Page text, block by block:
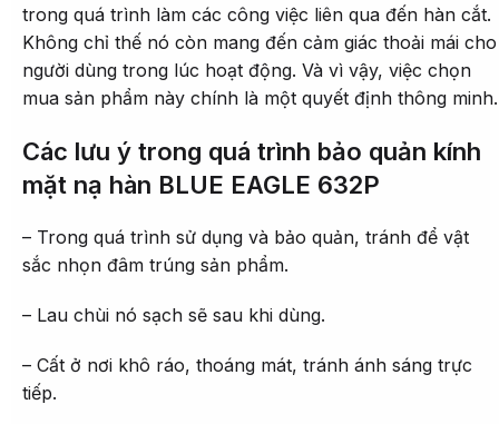
trong quá trình làm các công việc liên qua đến hàn cắt.
Không chỉ thế nó còn mang đến cảm giác thoải mái cho
người dùng trong lúc hoạt động. Và vì vậy, việc chọn
mua sản phẩm này chính là một quyết định thông minh.
Các lưu ý trong quá trình bảo quản kính
mặt nạ hàn BLUE EAGLE 632P
– Trong quá trình sử dụng và bảo quản, tránh để vật
sắc nhọn đâm trúng sản phẩm.
– Lau chùi nó sạch sẽ sau khi dùng.
– Cất ở nơi khô ráo, thoáng mát, tránh ánh sáng trực
tiếp.